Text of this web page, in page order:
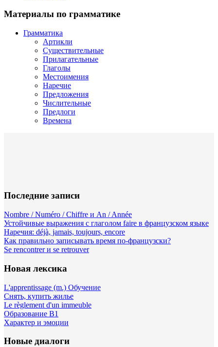
Материалы по грамматике
Грамматика
Артикли
Существительные
Прилагательные
Глаголы
Местоимения
Наречие
Предложения
Числительные
Предлоги
Времена
Последние записи
Nombre / Numéro / Chiffre и An / Année
Устойчивые выражения с глаголом faire в французском языке
Наречия: déjà, jamais, toujours, encore
Как правильно записывать время по-французски?
Se rencontrer и se retrouver
Новая лексика
L'apprentissage (m.) Обучение
Снять, купить жилье
Le règlement d'un immeuble
Образование B1
Характер и эмоции
Новые диалоги